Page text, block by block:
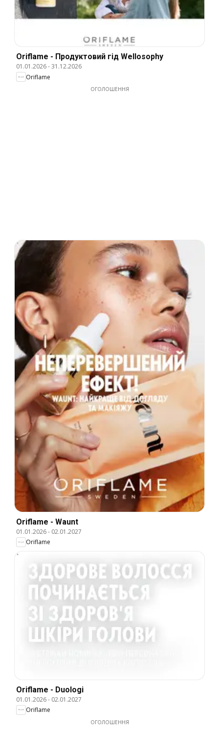
Oriflame - Продуктовий гід Wellosophy
01.01.2026-31.12.2026
Oriflame
ОГОЛОШЕННЯ
Oriflame - Waunt
01.01.2026- 02.01.2027
Oriflame
Oriflame - Duologi
01.01.2026- 02.01.2027
Oriflame
ОГОЛОШЕННЯ